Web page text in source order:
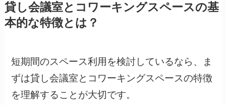
貸し会議室とコワーキングスペースの基
本的な特徴とは？
短期間のスペース利用を検討しているなら、ま
ずは貸し会議室とコワーキングスペースの特徴
を理解することが大切です。